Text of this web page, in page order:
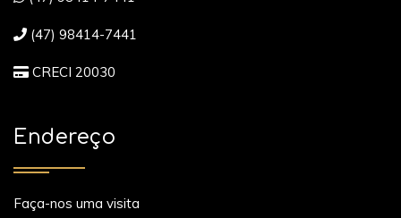
(47) 98414-7441
CRECI 20030
Endereço
Faça-nos uma visita